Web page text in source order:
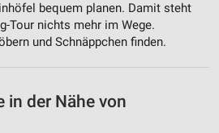
bequem planen. Damit steht
Tour nichts mehr im Wege.
und Schnäppchen finden.
in der Nähe von